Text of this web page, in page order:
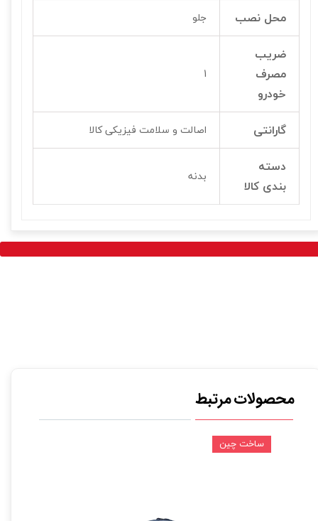
محل نصب جلو
ضریب
مصرف
خودرو
1
گارانتی اصالت و سلامت فیزیکی کالا
دسته
بندی کالا
بدنه
محصولات مرتبط
ساخت چین